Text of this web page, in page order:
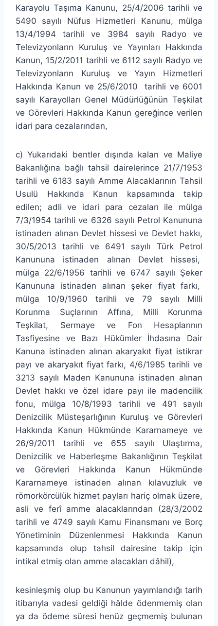
Karayolu Taşıma Kanunu, 25/4/2006 tarihli ve
5490 sayılı Nüfus Hizmetleri Kanunu, mülga
13/4/1994 tarihli ve 3984 sayılı Radyo ve
Televizyonların Kuruluş ve Yayınları Hakkında
Kanun, 15/2/2011 tarihli ve 6112 sayılı Radyo ve
Televizyonların Kuruluş ve Yayın Hizmetleri
Hakkında Kanun ve 25/6/2010 tarihli ve 6001
sayılı Karayolları Genel Müdürlüğünün Teşkilat
ve Görevleri Hakkında Kanun gereğince verilen
idari para cezalarından,
c) Yukarıdaki bentler dışında kalan ve Maliye
Bakanlığına bağlı tahsil dairelerince 21/7/1953
tarihli ve 6183 sayılı Amme Alacaklarının Tahsil
Usulü Hakkında Kanun kapsamında takip
edilen; adli ve idari para cezaları ile mülga
7/3/1954 tarihli ve 6326 sayılı Petrol Kanununa
istinaden alınan Devlet hissesi ve Devlet hakkı,
30/5/2013 tarihli ve 6491 sayılı Türk Petrol
Kanununa istinaden alınan Devlet hissesi,
mülga 22/6/1956 tarihli ve 6747 sayılı Şeker
Kanununa istinaden alınan şeker fiyat farkı,
mülga 10/9/1960 tarihli ve 79 sayılı Milli
Korunma Suçlarının Affına, Milli Korunma
Teşkilat, Sermaye ve Fon Hesaplarının
Tasfiyesine ve Bazı Hükümler İhdasına Dair
Kanuna istinaden alınan akaryakıt fiyat istikrar
payı ve akaryakıt fiyat farkı, 4/6/1985 tarihli ve
3213 sayılı Maden Kanununa istinaden alınan
Devlet hakkı ve özel idare payı ile madencilik
fonu, mülga 10/8/1993 tarihli ve 491 sayılı
Denizcilik Müsteşarlığının Kuruluş ve Görevleri
Hakkında Kanun Hükmünde Kararnameye ve
26/9/2011 tarihli ve 655 sayılı Ulaştırma,
Denizcilik ve Haberleşme Bakanlığının Teşkilat
ve Görevleri Hakkında Kanun Hükmünde
Kararnameye istinaden alınan kılavuzluk ve
römorkörcülük hizmet payları hariç olmak üzere,
asli ve ferî amme alacaklarından (28/3/2002
tarihli ve 4749 sayılı Kamu Finansmanı ve Borç
Yönetiminin Düzenlenmesi Hakkında Kanun
kapsamında olup tahsil dairesine takip için
intikal etmiş olan amme alacakları dâhil),
kesinleşmiş olup bu Kanunun yayımlandığı tarih
itibarıyla vadesi geldiği hâlde ödenmemiş olan
ya da ödeme süresi henüz geçmemiş bulunan